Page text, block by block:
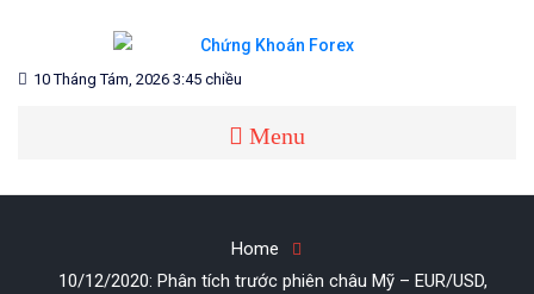
content
CHỨNG KHOÁN FOREX
Blog chia sẻ về Chứng Khoán và Forex
10 Tháng Tám, 2026 3:45 chiều
Menu
Home
10/12/2020: Phân tích trước phiên châu Mỹ – EUR/USD,